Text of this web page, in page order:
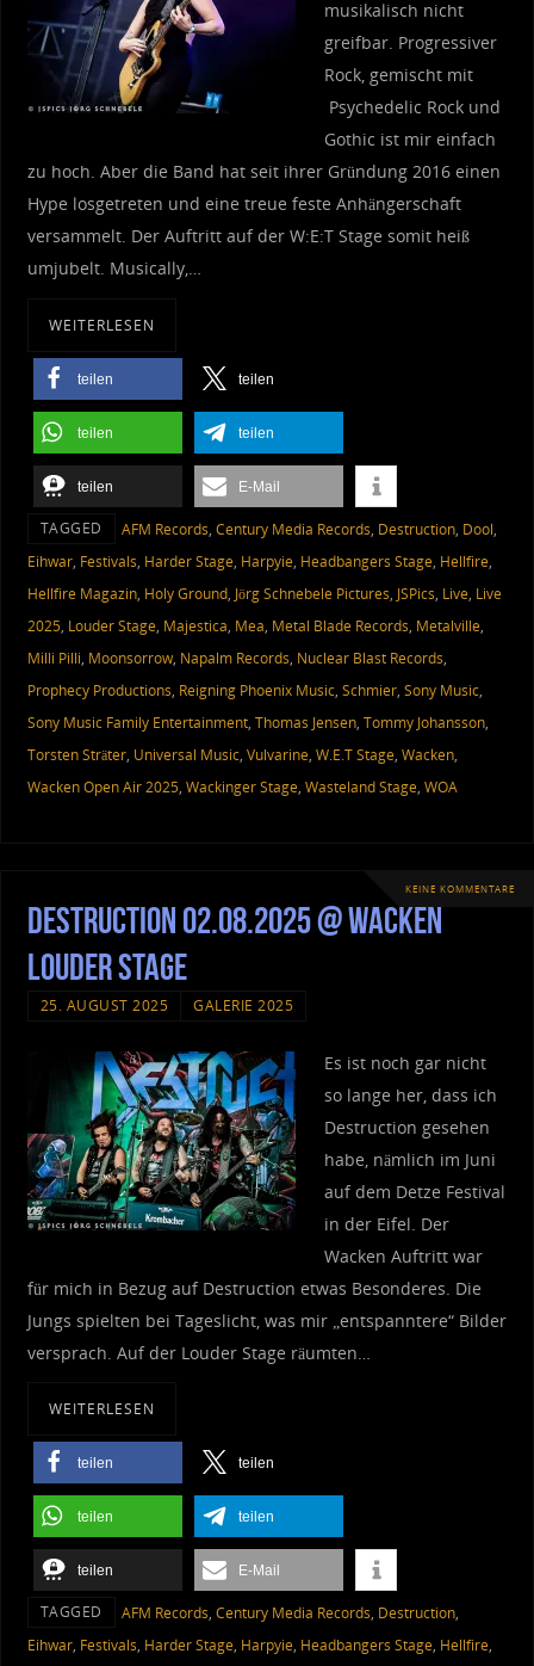
musikalisch nicht
greifbar. Progressiver
Rock, gemischt mit
Psychedelic Rock und
Gothic ist mir einfach
zu hoch. Aber die Band hat seit ihrer Gründung 2016 einen
Hype losgetreten und eine treue feste Anhängerschaft
versammelt. Der Auftritt auf der W:E:T Stage somit heiß
umjubelt. Musically,…
WEITERLESEN
teilen teilen
teilen teilen
teilen E-Mail
TAGGED AFM Records, Century Media Records, Destruction, Dool,
Eihwar, Festivals, Harder Stage, Harpyie, Headbangers Stage, Hellfire,
Hellfire Magazin, Holy Ground, Jörg Schnebele Pictures, JSPics, Live, Live
2025, Louder Stage, Majestica, Mea, Metal Blade Records, Metalville,
Milli Pilli, Moonsorrow, Napalm Records, Nuclear Blast Records,
Prophecy Productions, Reigning Phoenix Music, Schmier, Sony Music,
Sony Music Family Entertainment, Thomas Jensen, Tommy Johansson,
Torsten Sträter, Universal Music, Vulvarine, W.E.T Stage, Wacken,
Wacken Open Air 2025, Wackinger Stage, Wasteland Stage, WOA
KEINE KOMMENTARE
Destruction 02.08.2025 @ Wacken
Louder Stage
25. AUGUST 2025 GALERIE 2025
Es ist noch gar nicht
so lange her, dass ich
Destruction gesehen
habe, nämlich im Juni
auf dem Detze Festival
in der Eifel. Der
Wacken Auftritt war
für mich in Bezug auf Destruction etwas Besonderes. Die
Jungs spielten bei Tageslicht, was mir „entspanntere“ Bilder
versprach. Auf der Louder Stage räumten…
WEITERLESEN
teilen teilen
teilen teilen
teilen E-Mail
TAGGED AFM Records, Century Media Records, Destruction,
Eihwar, Festivals, Harder Stage, Harpyie, Headbangers Stage, Hellfire,